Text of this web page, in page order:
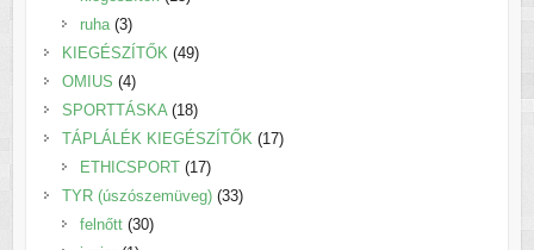
ruha 33
termék
KIEGÉSZÍTŐK 4949
OMIUS 44
termék
SPORTTÁSKA 1818
termék
TÁPLÁLÉK KIEGÉSZÍTŐK 1717
ETHICSPORT 1717
termék
TYR (úszószemüveg) 3333
felnőtt 3030